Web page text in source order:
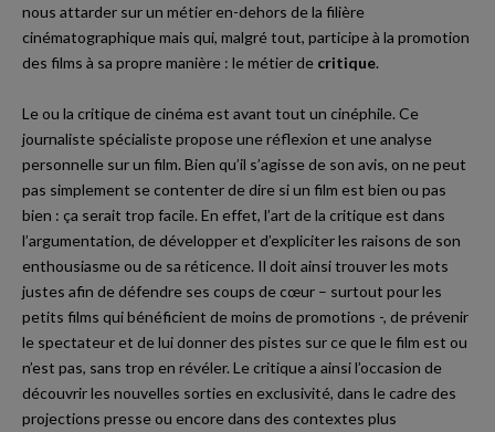
nous attarder sur un métier en-dehors de la filière
cinématographique mais qui, malgré tout, participe à la promotion
des films à sa propre manière : le métier de critique.
Le ou la critique de cinéma est avant tout un cinéphile. Ce
journaliste spécialiste propose une réflexion et une analyse
personnelle sur un film. Bien qu’il s’agisse de son avis, on ne peut
pas simplement se contenter de dire si un film est bien ou pas
bien : ça serait trop facile. En effet, l’art de la critique est dans
l’argumentation, de développer et d’expliciter les raisons de son
enthousiasme ou de sa réticence. Il doit ainsi trouver les mots
justes afin de défendre ses coups de cœur – surtout pour les
petits films qui bénéficient de moins de promotions -, de prévenir
le spectateur et de lui donner des pistes sur ce que le film est ou
n’est pas, sans trop en révéler. Le critique a ainsi l’occasion de
découvrir les nouvelles sorties en exclusivité, dans le cadre des
projections presse ou encore dans des contextes plus